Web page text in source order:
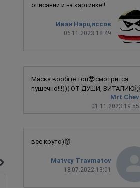
Иван Нарциссов
06.11.2023 18:49
описании и на картинке!!
Mrt Chev
01.11.2023 19:55
Маска вообще топ😎смотрится
пушечно!!!))) ОТ ДУШИ, ВИТАЛИЮ🙌
Matvey Travmatov
18.07.2022 13:01
все круто)👹